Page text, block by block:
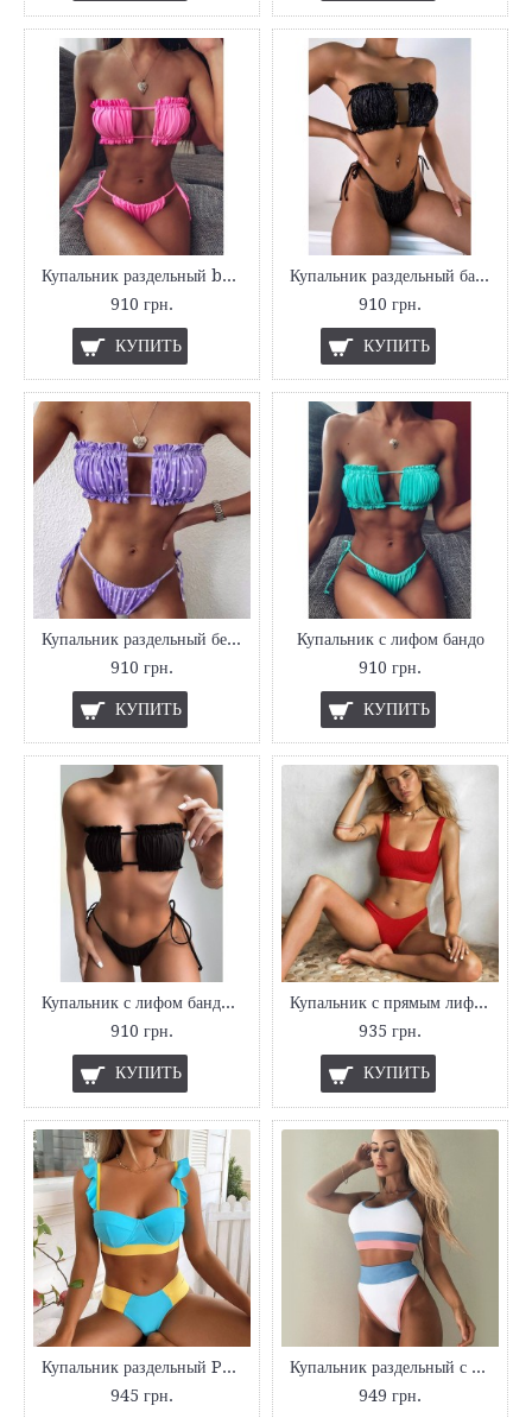
Купальник раздельный bando bikini top
910 грн.
КУПИТЬ
Купальник раздельный бандо Svay
910 грн.
КУПИТЬ
Купальник раздельный без пуш апа
910 грн.
КУПИТЬ
Купальник с лифом бандо
910 грн.
КУПИТЬ
Купальник с лифом бандо черный
910 грн.
КУПИТЬ
Купальник с прямым лифом 2021
935 грн.
КУПИТЬ
Купальник раздельный Push-UP
945 грн.
Купальник раздельный с высокой талией
949 грн.